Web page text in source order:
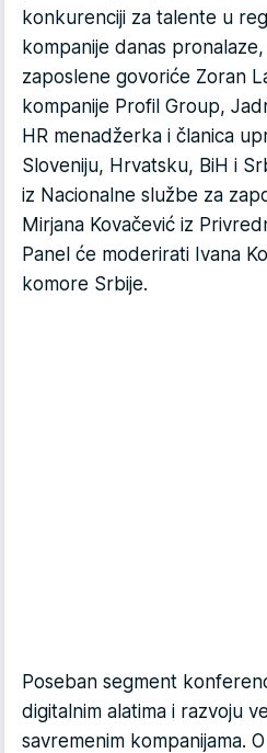
konkurenciji za talente u
kompanije danas
zaposlene govoriće Zoran
kompanije Profil Group,
HR menadžerka i članica
Sloveniju, Hrvatsku, BiH i
iz Nacionalne službe za
Mirjana Kovačević iz
Panel će moderirati Ivana
komore Srbije.
Poseban segment
digitalnim alatima i razvoju
savremenim kompanijama.